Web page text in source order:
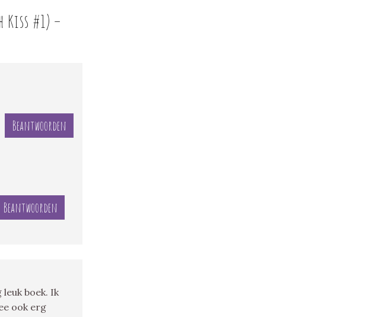
Kiss #1) –
Beantwoorden
Beantwoorden
boek. Ik
ook erg